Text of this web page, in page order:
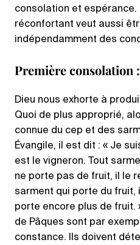
consolation et
réconfortant veut aussi
indépendamment des
Première consolation
Dieu nous exhorte à
Quoi de plus approprié,
connue du cep et des
Évangile, il est dit : « Je
est le vigneron. Tout
ne porte pas de fruit, il le
sarment qui porte du fruit,
porte encore plus de fruit.
de Pâques sont par
constance. Ils doivent